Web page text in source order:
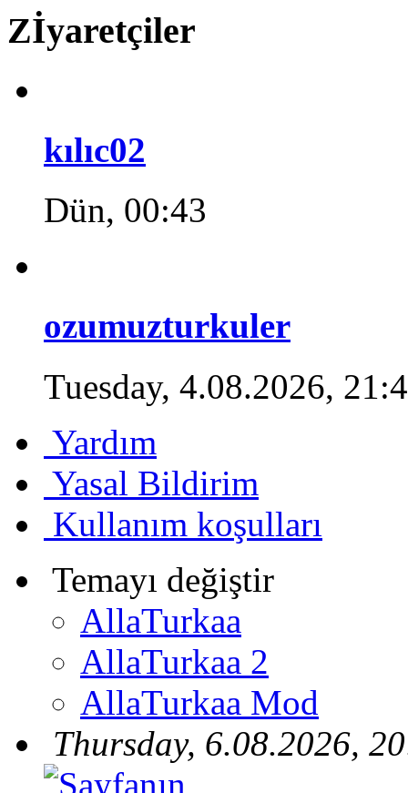
Zİyaretçiler
kılıc02
Dün, 00:43
ozumuzturkuler
Tuesday, 4.08.2026,
Yardım
Yasal Bildirim
Kullanım koşulları
Temayı değiştir
AllaTurkaa
AllaTurkaa 2
AllaTurkaa Mod
Thursday, 6.08.2026,